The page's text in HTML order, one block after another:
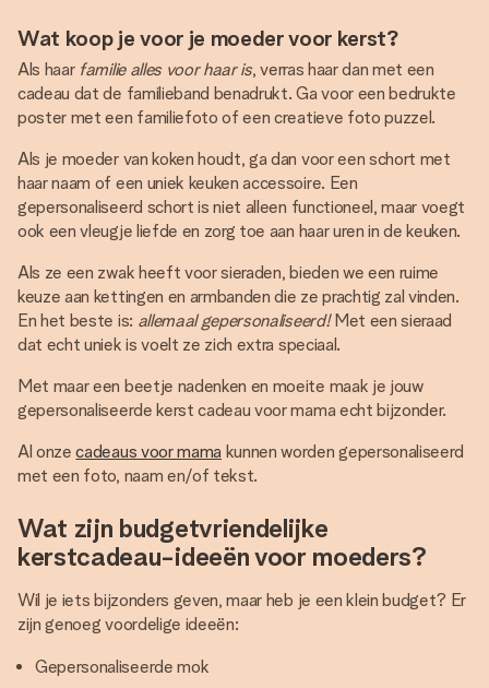
Wat koop je voor je moeder voor kerst?
Als haar familie alles voor haar is, verras haar dan met een
cadeau dat de familieband benadrukt. Ga voor een bedrukte
poster met een familiefoto of een creatieve foto puzzel.
Als je moeder van koken houdt, ga dan voor een schort met
haar naam of een uniek keuken accessoire. Een
gepersonaliseerd schort is niet alleen functioneel, maar voegt
ook een vleugje liefde en zorg toe aan haar uren in de keuken.
Als ze een zwak heeft voor sieraden, bieden we een ruime
keuze aan kettingen en armbanden die ze prachtig zal vinden.
En het beste is: allemaal gepersonaliseerd!Met een sieraad
dat echt uniek is voelt ze zich extra speciaal.
Met maar een beetje nadenken en moeite maak je jouw
gepersonaliseerde kerst cadeau voor mama echt bijzonder.
Al onzecadeaus voor mama kunnen worden gepersonaliseerd
met een foto, naam en/of tekst.
Wat zijn budgetvriendelijke
kerstcadeau-ideeën voor moeders?
Wil je iets bijzonders geven, maar heb je een klein budget? Er
zijn genoeg voordelige ideeën:
Gepersonaliseerde mok